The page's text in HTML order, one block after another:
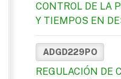
CONTROL DE LA
Y TIEMPOS EN
ADGD229PO
REGULACIÓN DE